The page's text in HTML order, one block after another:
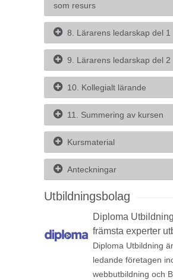
som resurs
8. Lärarens ledarskap del 1
9. Lärarens ledarskap del 2
10. Kollegialt lärande
11. Summering av kursen
Kursmaterial
Anteckningar
Utbildningsbolag
Diploma
främsta experter
Diploma Utbildning
ledande företagen
webbutbildning och